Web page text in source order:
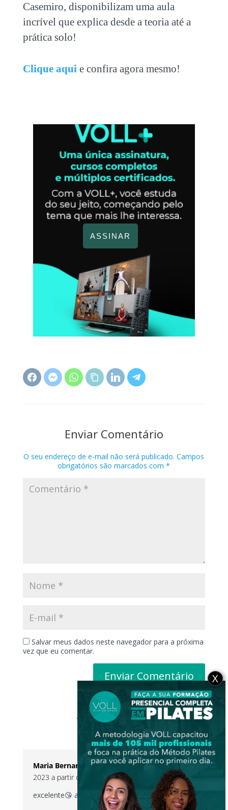
Casemiro, disponibilizam uma aula
incrível que explica desde a teoria até a
prática solo!
Clique aquie confira agora mesmo!
ASSINAR
Enviar Comentário
O seu endereço de e-mail não será publicado. Campos
obrigatórios são marcados com*
Salvar meus dados neste navegador para a próxima
vez que eu comentar.
1 Comentário
Maria Bernardete Cortez no 17 de junho de
2023 a partir do 13:28
excelente😘 adoreiiiiii
X